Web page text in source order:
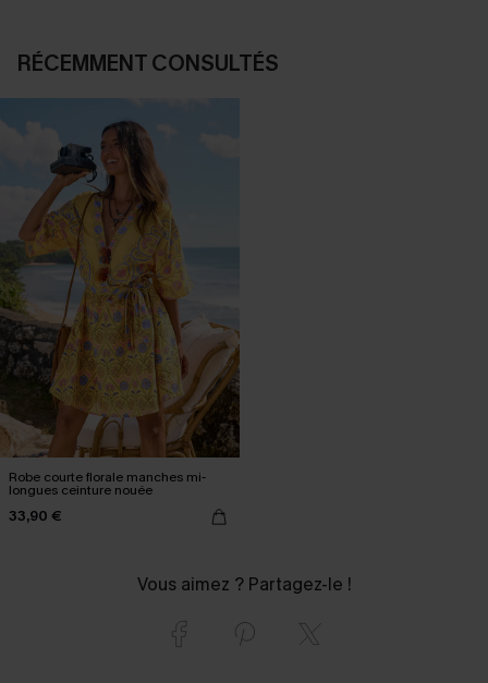
RÉCEMMENT CONSULTÉS
Robe courte florale manches mi-
longues ceinture nouée
33,90 €
Vous aimez ? Partagez-le !